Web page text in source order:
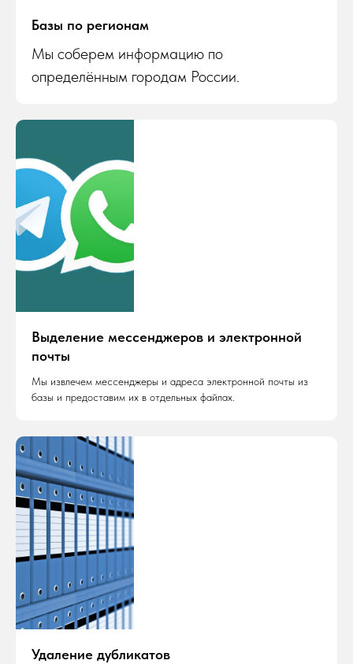
Базы по регионам
Мы соберем информацию по
определённым городам России.
Выделение мессенджеров и электронной
почты
Мы извлечем мессенджеры и адреса электронной почты из
базы и предоставим их в отдельных файлах.
Удаление дубликатов